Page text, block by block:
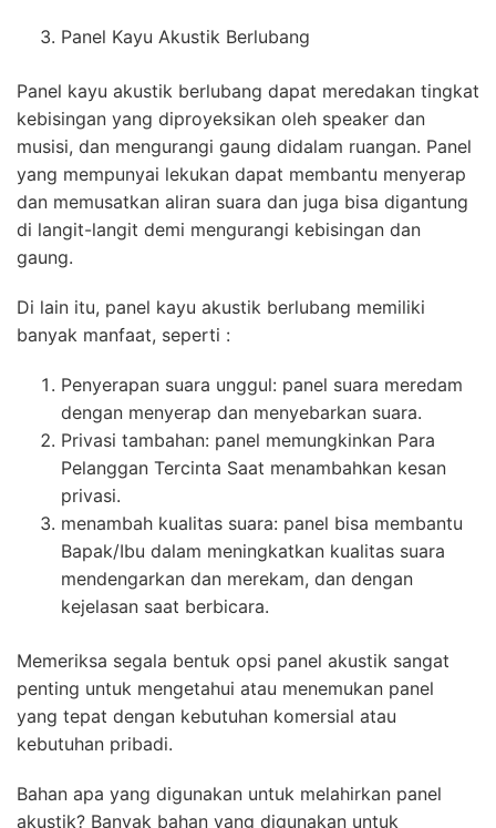
Panel Kayu Akustik Berlubang
Panel kayu akustik berlubang dapat meredakan tingkat
kebisingan yang diproyeksikan oleh speaker dan
musisi, dan mengurangi gaung didalam ruangan. Panel
yang mempunyai lekukan dapat membantu menyerap
dan memusatkan aliran suara dan juga bisa digantung
di langit-langit demi mengurangi kebisingan dan
gaung.
Di lain itu, panel kayu akustik berlubang memiliki
banyak manfaat, seperti :
Penyerapan suara unggul: panel suara meredam
dengan menyerap dan menyebarkan suara.
Privasi tambahan: panel memungkinkan Para
Pelanggan Tercinta Saat menambahkan kesan
privasi.
menambah kualitas suara: panel bisa membantu
Bapak/Ibu dalam meningkatkan kualitas suara
mendengarkan dan merekam, dan dengan
kejelasan saat berbicara.
Memeriksa segala bentuk opsi panel akustik sangat
penting untuk mengetahui atau menemukan panel
yang tepat dengan kebutuhan komersial atau
kebutuhan pribadi.
Bahan apa yang digunakan untuk melahirkan panel
akustik? Banyak bahan yang digunakan untuk